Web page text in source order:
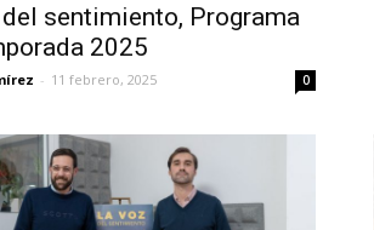
sentimiento, Programa
2025
- 11 febrero, 2025 0